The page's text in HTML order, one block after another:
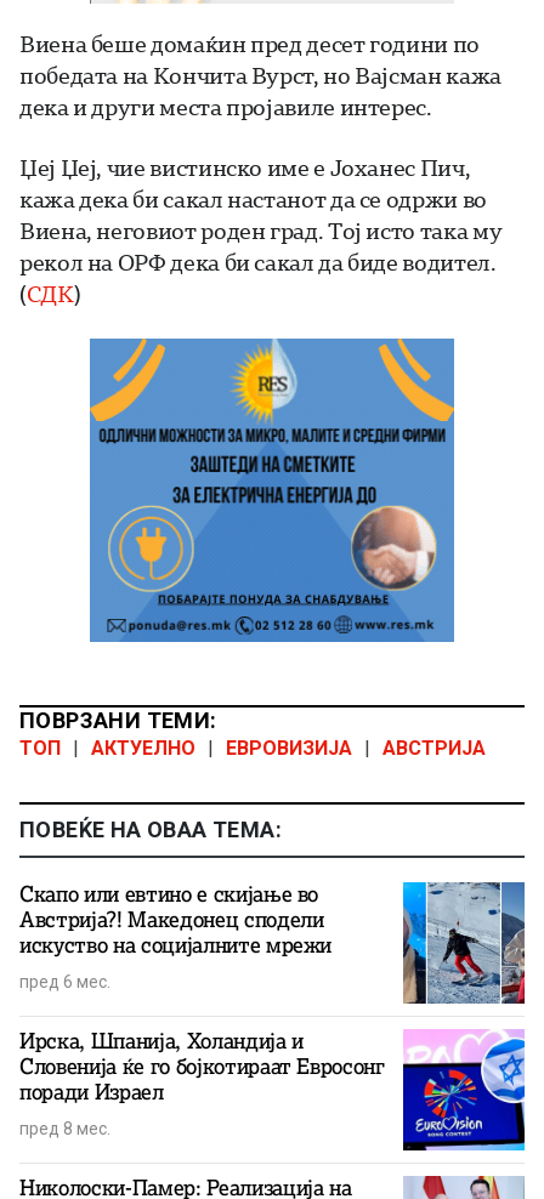
Виена беше домаќин пред десет години по
победата на Кончита Вурст, но Вајсман кажа
дека и други места пројавиле интерес.
Џеј Џеј, чие вистинско име е Јоханес Пич,
кажа дека би сакал настанот да се одржи во
Виена, неговиот роден град. Тој исто така му
рекол на ОРФ дека би сакал да биде водител.
(СДК)
ПОВРЗАНИ ТЕМИ:
ТОП АКТУЕЛНО ЕВРОВИЗИЈА АВСТРИЈА
ПОВЕЌЕ НА ОВАА ТЕМА:
Скапо или евтино е скијање во
Австрија?! Македонец сподели
искуство на социјалните мрежи
пред 6 мес.
Ирска, Шпанија, Холандија и
Словенија ќе го бојкотираат Евросонг
поради Израел
пред 8 мес.
Николоски-Памер: Реализација на